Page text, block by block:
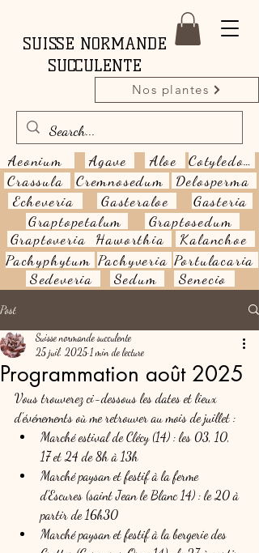
SUISSE NORMANDE
SUCCULENTE
Nos plantes
Aeonium Agave Aloe
Cotyledon
Crassula
Cremnosedum
Delosperma
Echeveria
Gasteraloe
Gasteria
Graptopetalum
Graptosedum
Graptoveria Haworthia
Kalanchoe
Pachyphytum Pachyveria
Sedeveria
Sedum
Portulacaria
Senecio
Post
Programmation août 2025
Suisse normande succulente
25 juil. 2025 1 min de lecture
Vous trouverez ci-dessous les dates et lieux
d'événements où me retrouver au mois de juillet :
Marché estival de Clécy (14) : les 03, 10,
17 et 24 de 8h à 13h
Marché paysan et festif à la ferme
d'Escures (saint Jean le Blanc 14) : le 20 à
partir de 16h30
Marché paysan et festif à la bergerie des